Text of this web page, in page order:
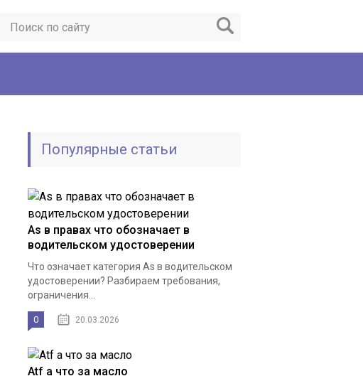
Популярные статьи
As в правах что обозначает в
водительском удостоверении
Что означает категория As в водительском
удостоверении? Разбираем требования,
ограничения...
0 20.03.2026
Atf a что за масло